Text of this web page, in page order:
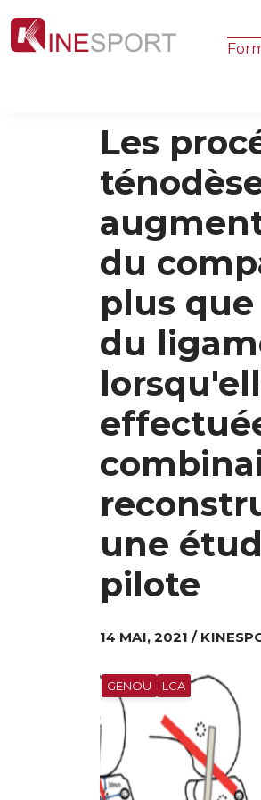
Les
du
plus
du
une
pilote
14 MAI, 2021 /
GENOU LCA